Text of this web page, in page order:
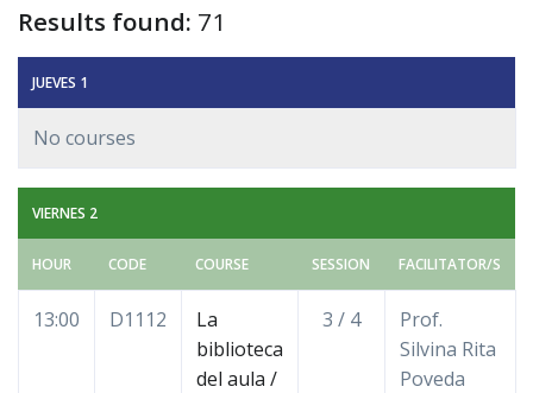
Results found: 71
JUEVES 1
No courses
VIERNES 2
HOUR CODE COURSE SESSION FACILITATOR/S
13:00 D1112
La
biblioteca
del aula /
3 / 4
Prof.
Silvina Rita
Poveda